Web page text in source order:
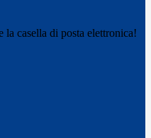
casella di posta elettronica!